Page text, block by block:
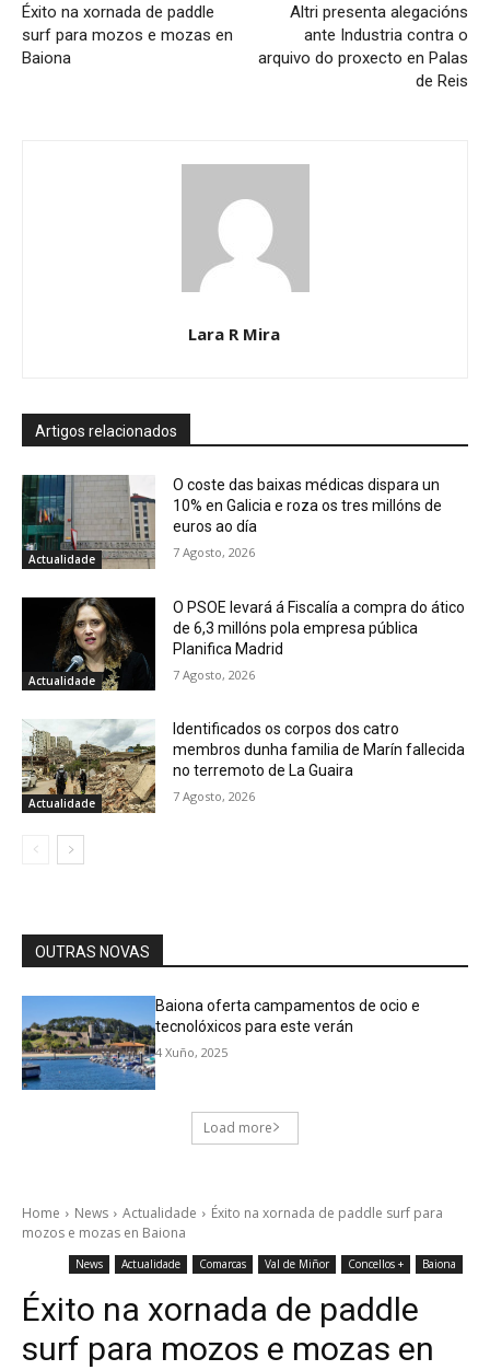
Éxito na xornada de paddle
surf para mozos e mozas en
Baiona
Altri presenta alegacións
ante Industria contra o
arquivo do proxecto en Palas
de Reis
Lara R Mira
Artigos relacionados
Actualidade
O coste das baixas médicas dispara un
10% en Galicia e roza os tres millóns de
euros ao día
7 Agosto, 2026
Actualidade
O PSOE levará á Fiscalía a compra do ático
de 6,3 millóns pola empresa pública
Planifica Madrid
7 Agosto, 2026
Actualidade
Identificados os corpos dos catro
membros dunha familia de Marín fallecida
no terremoto de La Guaira
7 Agosto, 2026
OUTRAS NOVAS
Baiona oferta campamentos de ocio e
tecnolóxicos para este verán
4 Xuño, 2025
Load more